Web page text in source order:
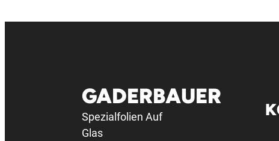
GADERBAUER
Spezialfolien Auf
Glas